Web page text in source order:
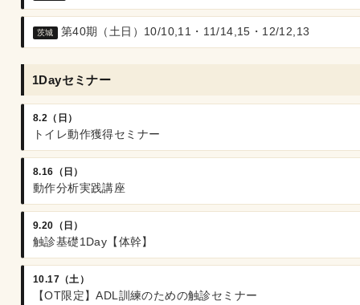
茨城 第40期（土日）10/10,11・11/14,15・12/12,13
1Dayセミナー
8.2（日）
トイレ動作獲得セミナー
8.16（日）
動作分析実践講座
9.20（日）
触診基礎1Day【体幹】
10.17（土）
【OT限定】ADL訓練のための触診セミナー